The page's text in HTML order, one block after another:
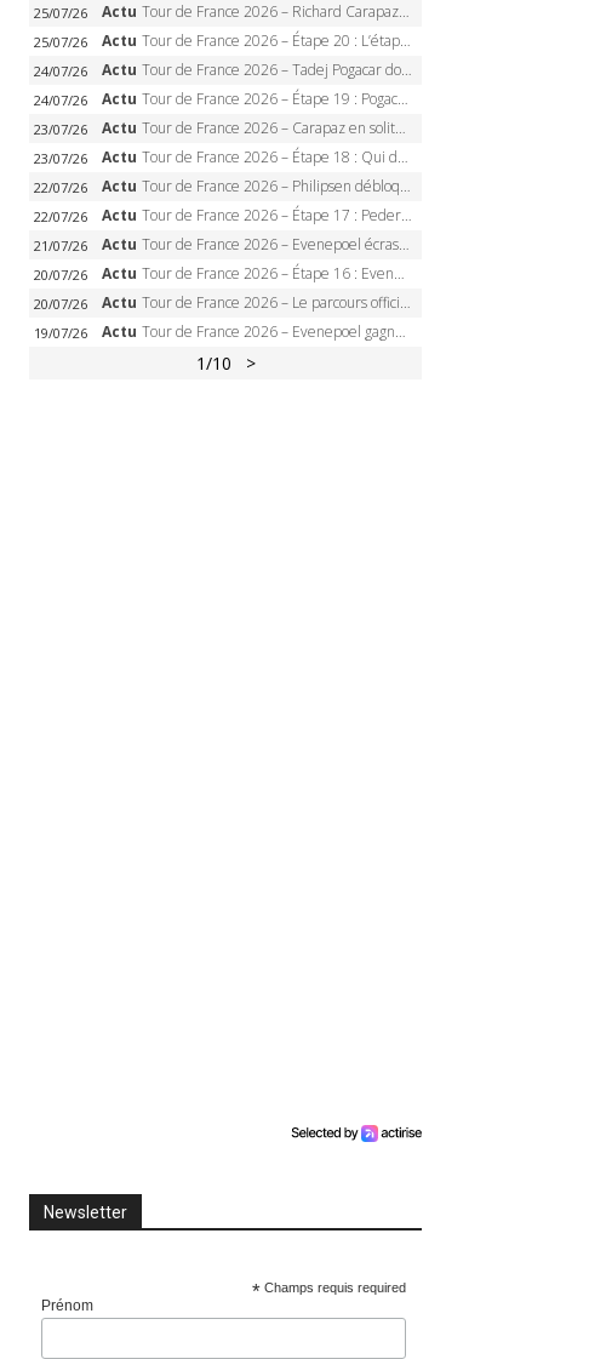
25/07/26 Actu Tour de France 2026 – Richard Carapaz roi des Alpes, doublé et maillot à pois, Seixas perd le podium
25/07/26 Actu Tour de France 2026 – Étape 20 : L’étape reine, Galibier, Sarenne, Alpe d’Huez, qui succédera à Pogacar ?
24/07/26 Actu Tour de France 2026 – Tadej Pogacar dompte l’Alpe d’Huez, 5e victoire, record de Pantani pulvérisé
24/07/26 Actu Tour de France 2026 – Étape 19 : Pogacar peut-il enfin dompter l’Alpe d’Huez ?
23/07/26 Actu Tour de France 2026 – Carapaz en solitaire à Orcières-Merlette, Paret-Peintre à un point du maillot à pois
23/07/26 Actu Tour de France 2026 – Étape 18 : Qui domptera Orcières-Merlette, première marche vers l’Alpe d’Huez ?
22/07/26 Actu Tour de France 2026 – Philipsen débloque son compteur à Voiron, Pedersen en danger pour le maillot vert
22/07/26 Actu Tour de France 2026 – Étape 17 : Pedersen peut-il verrouiller le maillot vert à Voiron ?
21/07/26 Actu Tour de France 2026 – Evenepoel écrase le chrono d’Évian, Seixas 4e, Lipowitz abandonne
20/07/26 Actu Tour de France 2026 – Étape 16 : Evenepoel, Pogacar, Ganna… qui domptera le chrono d’Évian pour redessiner le podium ?
20/07/26 Actu Tour de France 2026 – Le parcours officiel complet : 21 étapes, profils, carte et dates
19/07/26 Actu Tour de France 2026 – Evenepoel gagne à Solaison, Vingegaard abandonne, Pogacar toujours en jaune
1/10 >
Newsletter
* Champs requis required
Prénom